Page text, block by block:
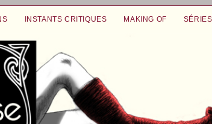
INSTANTS CRITIQUES MAKING OF